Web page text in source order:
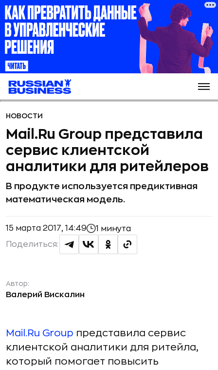
НОВОСТИ
Mail.Ru Group представила
сервис клиентской
аналитики для ритейлеров
В продукте используется предиктивная
математическая модель.
15 марта 2017, 14:49 1 минута
Поделиться:
Автор:
Валерий Вискалин
Mail.Ru Group представила сервис
клиентской аналитики для ритейла,
который помогает повысить